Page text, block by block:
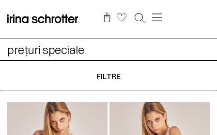
prețuri speciale
FILTRE